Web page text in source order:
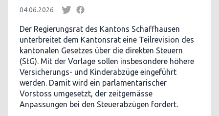
04.06.2026
Der Regierungsrat des Kantons Schaffhausen
unterbreitet dem Kantonsrat eine Teilrevision des
kantonalen Gesetzes über die direkten Steuern
(StG). Mit der Vorlage sollen insbesondere höhere
Versicherungs- und Kinderabzüge eingeführt
werden. Damit wird ein parlamentarischer
Vorstoss umgesetzt, der zeitgemässe
Anpassungen bei den Steuerabzügen fordert.